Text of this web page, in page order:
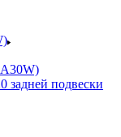
задней подвески